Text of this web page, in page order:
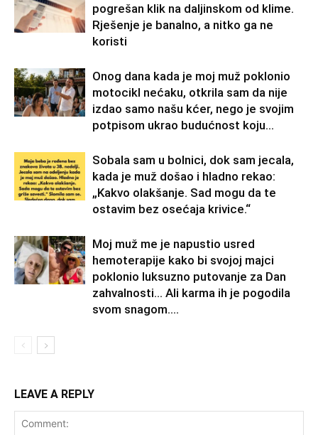
pogrešan klik na daljinskom od klime.
Rješenje je banalno, a nitko ga ne
koristi
Onog dana kada je moj muž poklonio
motocikl nećaku, otkrila sam da nije
izdao samo našu kćer, nego je svojim
potpisom ukrao budućnost koju...
Sobala sam u bolnici, dok sam jecala,
kada je muž došao i hladno rekao:
„Kakvo olakšanje. Sad mogu da te
ostavim bez osećaja krivice.“
Moj muž me je napustio usred
hemoterapije kako bi svojoj majci
poklonio luksuzno putovanje za Dan
zahvalnosti… Ali karma ih je pogodila
svom snagom....
LEAVE A REPLY